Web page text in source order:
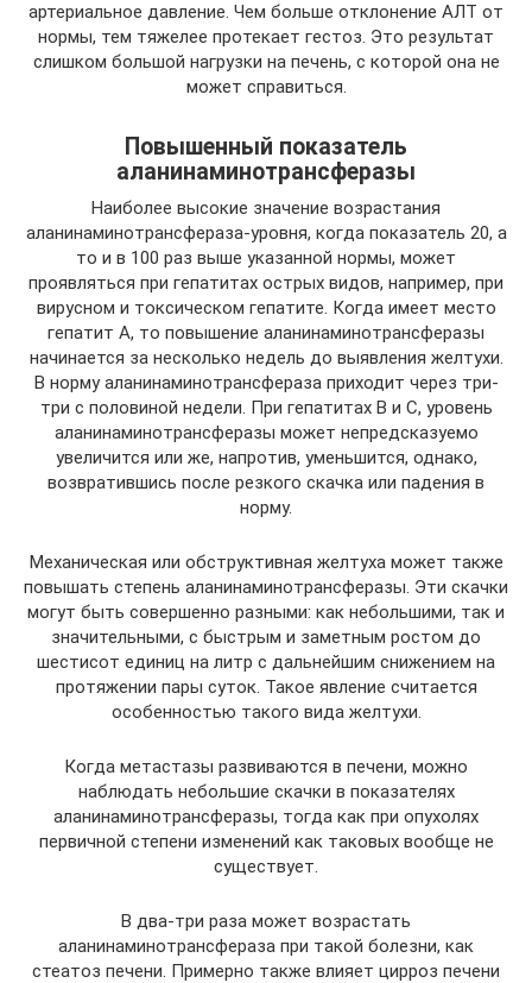
артериальное давление. Чем больше отклонение АЛТ от
нормы, тем тяжелее протекает гестоз. Это результат
слишком большой нагрузки на печень, с которой она не
может справиться.
Повышенный показатель
аланинаминотрансферазы
Наиболее высокие значение возрастания
аланинаминотрансфераза-уровня, когда показатель 20, а
то и в 100 раз выше указанной нормы, может
проявляться при гепатитах острых видов, например, при
вирусном и токсическом гепатите. Когда имеет место
гепатит А, то повышение аланинаминотрансферазы
начинается за несколько недель до выявления желтухи.
В норму аланинаминотрансфераза приходит через три-
три с половиной недели. При гепатитах В и С, уровень
аланинаминотрансферазы может непредсказуемо
увеличится или же, напротив, уменьшится, однако,
возвратившись после резкого скачка или падения в
норму.
Механическая или обструктивная желтуха может также
повышать степень аланинаминотрансферазы. Эти скачки
могут быть совершенно разными: как небольшими, так и
значительными, с быстрым и заметным ростом до
шестисот единиц на литр с дальнейшим снижением на
протяжении пары суток. Такое явление считается
особенностью такого вида желтухи.
Когда метастазы развиваются в печени, можно
наблюдать небольшие скачки в показателях
аланинаминотрансферазы, тогда как при опухолях
первичной степени изменений как таковых вообще не
существует.
В два-три раза может возрастать
аланинаминотрансфераза при такой болезни, как
стеатоз печени. Примерно также влияет цирроз печени